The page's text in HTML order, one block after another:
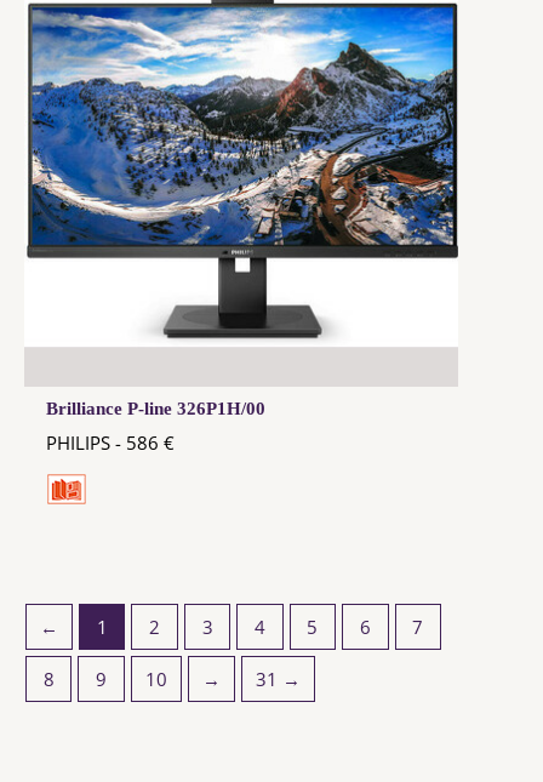
Brilliance P-line 326P1H/00
PHILIPS - 586 €
← 1 2 3 4 5 6 7
8 9 10 → 31 →